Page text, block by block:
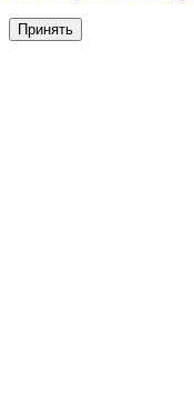
Принять